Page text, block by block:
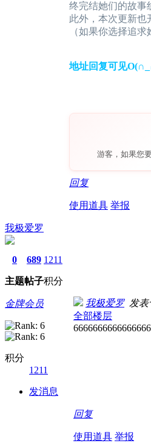
终完结她们的故事
此外，本次更新也
（如果你选择追求
地址回复可见
游客，如果您
回复
使用道具 举报
我极爱罗
0
主题
689
帖子
1211
积分
金牌会员
积分
1211
发消息
我极爱罗发表
全部楼层
回复
使用道具 举报